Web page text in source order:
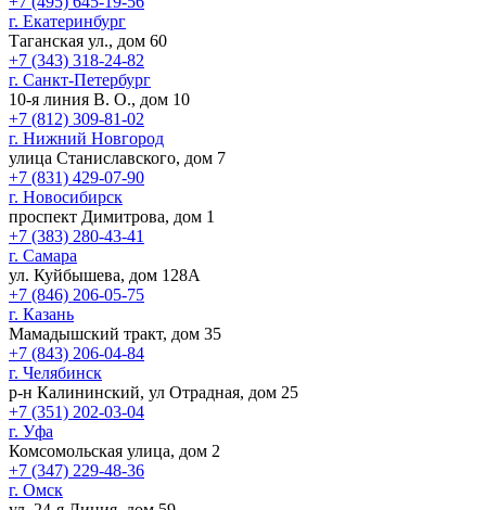
г. Екатеринбург
Таганская ул., дом 60
+7 (343) 318-24-82
г. Санкт-Петербург
10-я линия В. О., дом 10
+7 (812) 309-81-02
г. Нижний Новгород
улица Станиславского, дом 7
+7 (831) 429-07-90
г. Новосибирск
проспект Димитрова, дом 1
+7 (383) 280-43-41
г. Самара
ул. Куйбышева, дом 128А
+7 (846) 206-05-75
г. Казань
Мамадышский тракт, дом 35
+7 (843) 206-04-84
г. Челябинск
р-н Калининский, ул Отрадная, дом 25
+7 (351) 202-03-04
г. Уфа
Комсомольская улица, дом 2
+7 (347) 229-48-36
г. Омск